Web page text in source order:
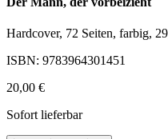
Hardcover, 72 Seiten, farbig,
ISBN: 9783964301451
20,00 €
Sofort lieferbar